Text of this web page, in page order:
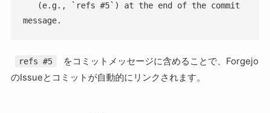
message.
refs #5
をコミットメッセージに含めることで、Forgejo
のIssueとコミットが自動的にリンクされます。